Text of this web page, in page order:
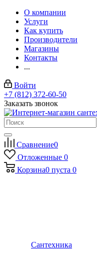
О компании
Услуги
Как купить
Производители
Магазины
Контакты
...
Войти
+7 (812) 372-60-50
Заказать звонок
Сравнение0
Отложенные 0
Корзина0 пуста 0
Сантехника